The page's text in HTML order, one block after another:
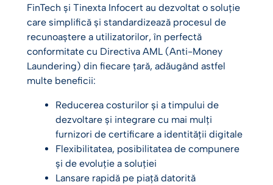
FinTech și Tinexta Infocert au dezvoltat o soluție
care simplifică și standardizează procesul de
recunoaștere a utilizatorilor, în perfectă
conformitate cu Directiva AML (Anti-Money
Laundering) din fiecare țară, adăugând astfel
multe beneficii:
Reducerea costurilor și a timpului de
dezvoltare și integrare cu mai mulți
furnizori de certificare a identității digitale
Flexibilitatea, posibilitatea de compunere
și de evoluție a soluției
Lansare rapidă pe piață datorită